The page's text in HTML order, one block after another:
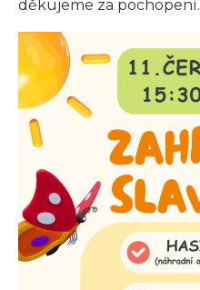
děkujeme za pochopení.